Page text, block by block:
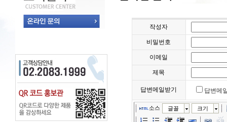
작성자
비밀번호
이메일
제목
답변메일받기 답변메
소스 글꼴 크기